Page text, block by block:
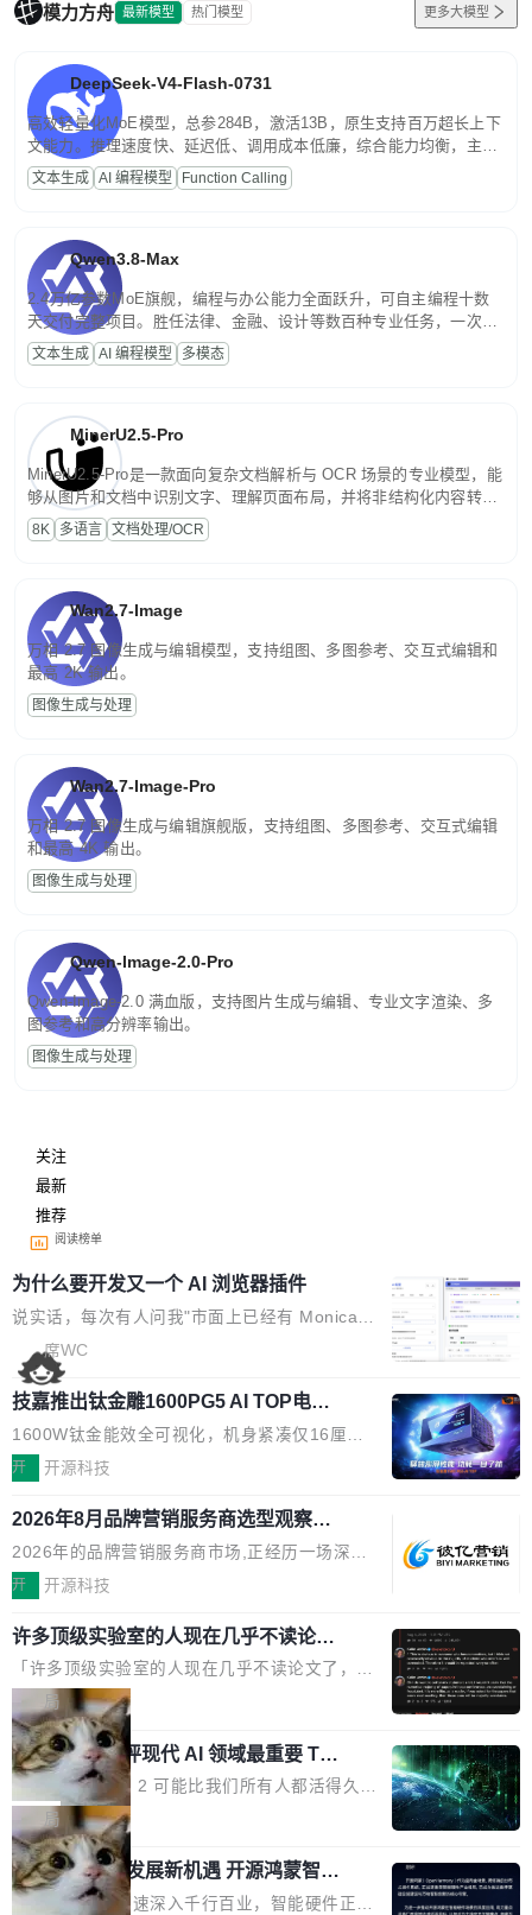
模力方舟 最新模型 热门模型 更多大模型
DeepSeek-V4-Flash-0731
高效轻量化MoE模型，总参284B，激活13B，原生支持百万超长上下
文能力。推理速度快、延迟低、调用成本低廉，综合能力均衡，主打
高并发、轻量化任务，适合日常对话、内容创作、基础 RAG、批量
文案处理等普惠刚需场景。
文本生成 AI 编程模型 Function Calling
Qwen3.8-Max
2.4万亿参数MoE旗舰，编程与办公能力全面跃升，可自主编程十数
天交付完整项目。胜任法律、金融、设计等数百种专业任务，一次对
话端到端交付生产级成果。原生视觉理解贯穿规划、执行与验证全流
程，支持超长文档与长视频的深度语义解析。长程任务中自主规划与
文本生成 AI 编程模型 多模态
MinerU2.5-Pro
MinerU2.5-Pro是一款面向复杂文档解析与 OCR 场景的专业模型，能
够从图片和文档中识别文字、理解页面布局，并将非结构化内容转换
为便于存储、检索和二次处理的结构化结果。
8K 多语言 文档处理/OCR
Wan2.7-Image
万相 2.7 图像生成与编辑模型，支持组图、多图参考、交互式编辑和
最高 2K 输出。
图像生成与处理
Wan2.7-Image-Pro
万相 2.7 图像生成与编辑旗舰版，支持组图、多图参考、交互式编辑
和最高 4K 输出。
图像生成与处理
Qwen-Image-2.0-Pro
Qwen-Image-2.0 满血版，支持图片生成与编辑、专业文字渲染、多
图参考和高分辨率输出。
图像生成与处理
关注
最新
推荐
阅读榜单
为什么要开发又一个 AI 浏览器插件
说实话，每次有人问我"市面上已经有 Monica、
Sider、Copilot for Chrome 这些 AI 浏览器插件
了，你为什么还要再做一个"，我都觉得这个问题
问得好。 因为我自己也是从用户变成开发者的。
现有产品的天花板 我用过不少 AI 浏览器插件。
刚开始觉得都挺好——选中一段文字，弹出解
要。但用久了你会发现，它们本质上都是同一类
东西：一个带网页上下文的聊天框。 它们能读取
页面的文本，然后把文本丢给大模型，再返回一
段回答。仅此而已。 这当然有用，但总觉得差点
意思。比如我在一个后台管理系统里，需要填50
个表单字段，每个字段还有联动逻辑；比如我
想...
席WC
技嘉推出钛金雕1600PG5 AI TOP电
源：为发烧级主机与本地AI算力打造旗
舰供电方案
1600W钛金能效全可视化，机身紧凑仅16厘米
继2026台北电脑展首度亮相后，技嘉科技近日正
电源专为发烧级DIY主机与本地AI算力平台打
造，整机长度仅16厘米，提供1600W额定功率
与80PLUS钛金能效；支持ATX 3.1与PCIe 5.1
规范，结合服务器级元件、完善供电线材与内置
实时LCD监控屏，可充分满足当下高阶PC主机
的严苛使用需求。 澎湃功率，紧凑机身 钛金雕1
600PG5 AI TOP具备强悍输出功率，同时实现
机身尺寸大幅精简。整机长度仅16厘米，属于同
功率段机身尺寸十分紧凑的1600W电源产品。小
巧机身有效提升市面主流标准A...
开 开源科技
2026年8月品牌营销服务商选型观察：
从流量思维到品牌资产思维的范式转移
2026年的品牌营销服务商市场,正经历一场深刻
的价值重构。全球全案品牌代理机构市场从2025
复合增长率达5.44%,预计2032年将突破120亿美
元。数字广告与公共关系相关服务市场更是从20
25年的8463亿美元扩张至2026年的8763亿美
元。数字的背后是一个清晰的事实——品牌对专
业化营销服务的需求从未如此迫切。 但市场扩容
的同时,服务商的竞争逻辑正在改变。2026年Top
Agency年度合辑的观察指出,“产品”这个离消费
者最近的载体,在整个品牌营销层面的权重显著变
高了。全域营销服务商的竞争正在从规模转向深
度,案例厚度、全域覆盖、多线协同...
开 开源科技
许多顶级实验室的人现在几乎不读论文
了
「许多顶级实验室的人现在几乎不读论文了，而
且他们认为 ICLR/ICML/NeurIPS 充斥着大量过
度宣传和欺诈。」 OpenAI 研究员 Keller Jorda
n 这条推文引发了广泛讨论。他不是在说风凉
话，他是说出了一个圈内人尽皆知但很少公开捅
破的事实。 Jordan 随后补充了一句软化声明：
「我不认为这些会议上大部分论文都在过度宣传
或造假。问题是，作为读者，如果你筛选出那些
看起来最令人兴奋的论文，那它们大部分都是过
局
xAI 前工程师评现代 AI 领域最重要 Top
3 开源项目
Flash Attention 2 可能比我们所有人都活得久。
这句话不是来自某个技术博客，而是出自 Hieu
Pham 的一条推文。Hieu Pham 是谁？他是 xAI
的早期工程师之一，在 Grok 训练基础设施团队
工作过。近日他在 X 上发了一条帖子，列出了他
局
共商智能硬件发展新机遇 开源鸿蒙智能
硬件开发者日杭州站即将举行
随着万物智联加速深入千行百业，智能硬件正从